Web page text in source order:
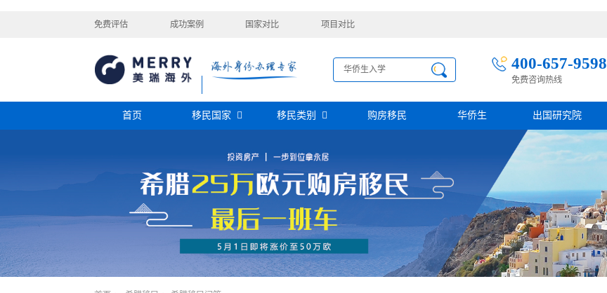
免费评估 成功案例 国家对比 项目对比
400-657-9598
免费咨询热线
首页 移民国家
加拿大 阿根廷 巴拿马
圣基茨
安提瓜
格林纳达 圣卢西亚 多米尼克
芬兰 希腊 土耳其 西班牙
格鲁吉亚
爱尔兰 马耳他 黑山
塞浦路斯
拉脱维亚 英国 斯洛伐克 免费评估
移民类别
迪拜黄金签证
巴拿马购房移民
希腊购房移民
圣基茨投资购房护照
格林纳达投资购房护照
投资移民
香港投资移民
新加坡投资移民
美国EB-5投资移民
塞浦路斯购房移民
圣多美投资入籍计划
阿根廷护照入籍
圣基茨投资购房护照
圣基茨捐款护照
格林纳达投资购房护照
创业移民
迪拜创业签证
加拿大联邦SUV创业投资移民
日本经营·管理签证
新加坡创业自雇EP
芬兰创业自雇移民
德国法人签证
购房移民 华侨生 出国研究院